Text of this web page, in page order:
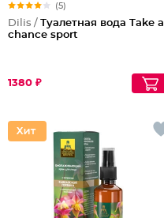
(5)
Dilis / Туалетная вода Take a
chance sport
1380 ₽